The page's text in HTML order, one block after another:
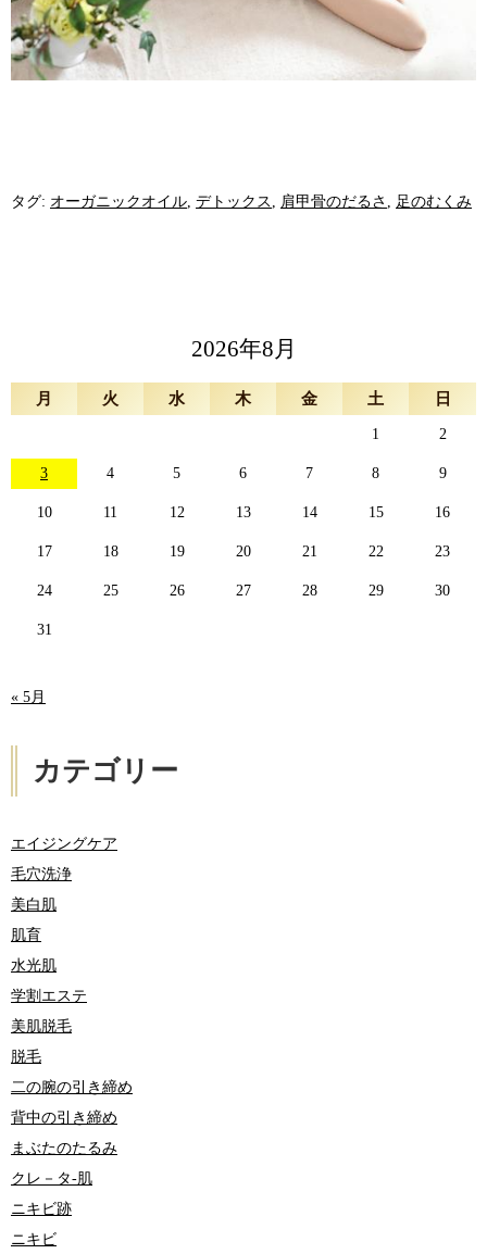
タグ: オーガニックオイル, デトックス , 肩甲骨のだるさ , 足のむくみ
2026年8月
月 火 水 木 金 土 日
1 2
3 4 5 6 7 8 9
10 11 12 13 14 15 16
17 18 19 20 21 22 23
24 25 26 27 28 29 30
31
« 5月
カテゴリー
エイジングケア
毛穴洗浄
美白肌
肌育
水光肌
学割エステ
美肌脱毛
脱毛
二の腕の引き締め
背中の引き締め
まぶたのたるみ
クレ－タ-肌
ニキビ跡
ニキビ